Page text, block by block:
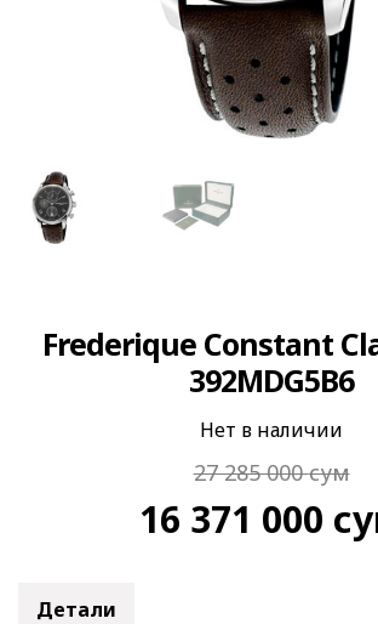
Frederique Constant
392MDG5B6
Нет в наличии
27 285 000сум
16 371 000
Детали